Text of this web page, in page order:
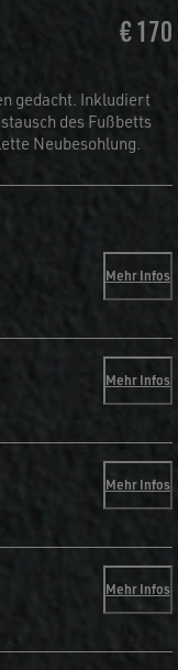
€ 170
gedacht. Inkludiert
des Fußbetts
Neubesohlung.
Mehr Infos
Mehr Infos
Mehr Infos
Mehr Infos